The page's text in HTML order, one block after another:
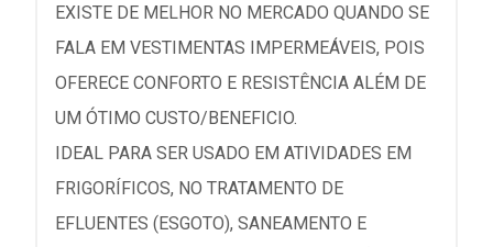
EXISTE DE MELHOR NO MERCADO QUANDO SE
FALA EM VESTIMENTAS IMPERMEÁVEIS, POIS
OFERECE CONFORTO E RESISTÊNCIA ALÉM DE
UM ÓTIMO CUSTO/BENEFICIO.
IDEAL PARA SER USADO EM ATIVIDADES EM
FRIGORÍFICOS, NO TRATAMENTO DE
EFLUENTES (ESGOTO), SANEAMENTO E